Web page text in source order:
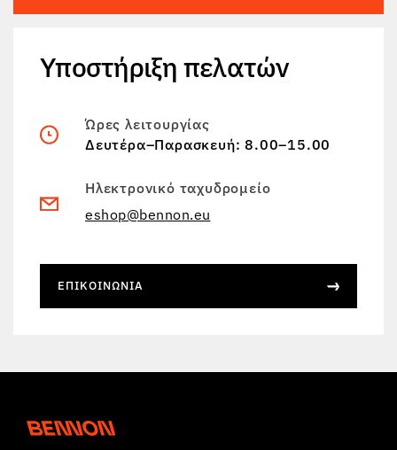
Υποστήριξη πελατών
Ώρες λειτουργίας
Δευτέρα–Παρασκευή: 8.00–15.00
Ηλεκτρονικό ταχυδρομείο
eshop@bennon.eu
ΕΠΙΚΟΙΝΩΝΊΑ